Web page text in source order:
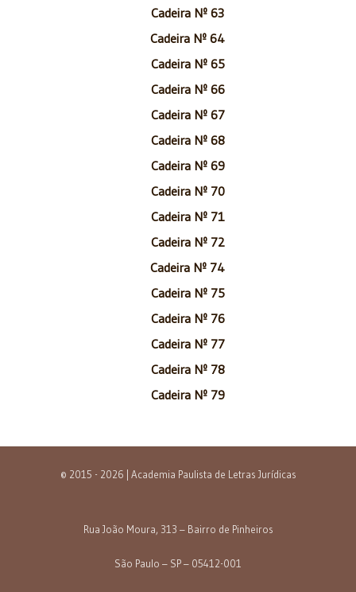
Cadeira Nº 63
Cadeira Nº 64
Cadeira Nº 65
Cadeira Nº 66
Cadeira Nº 67
Cadeira Nº 68
Cadeira Nº 69
Cadeira Nº 70
Cadeira Nº 71
Cadeira Nº 72
Cadeira Nº 74
Cadeira Nº 75
Cadeira Nº 76
Cadeira Nº 77
Cadeira Nº 78
Cadeira Nº 79
© 2015 - 2026 | Academia Paulista de Letras Jurídicas
Rua João Moura, 313 – Bairro de Pinheiros
São Paulo – SP – 05412-001